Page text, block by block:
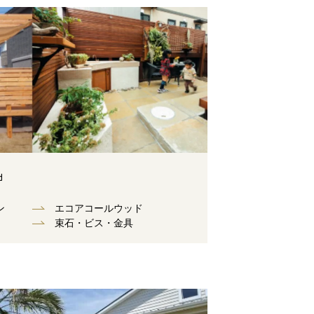
エコアコールウッド
束⽯・ビス・⾦具